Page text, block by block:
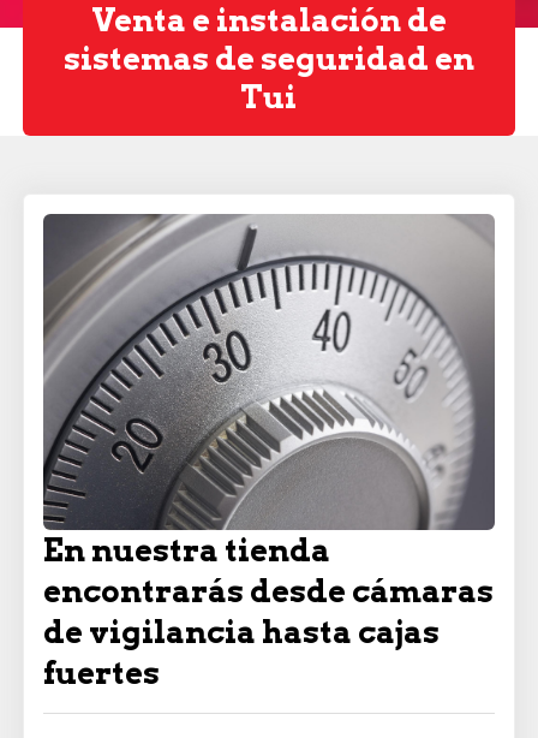
Venta e instalación de
sistemas de seguridad en
Tui
En nuestra tienda
encontrarás desde cámaras
de vigilancia hasta cajas
fuertes